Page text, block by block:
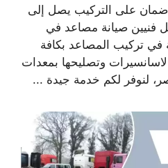
ضمان على التركيب يصل إلى
فنيين صيانة مصاعد في
في تركيب المصاعد بكافة
وتصليحها بمعدات
لنوفر لكم خدمة جيدة ...